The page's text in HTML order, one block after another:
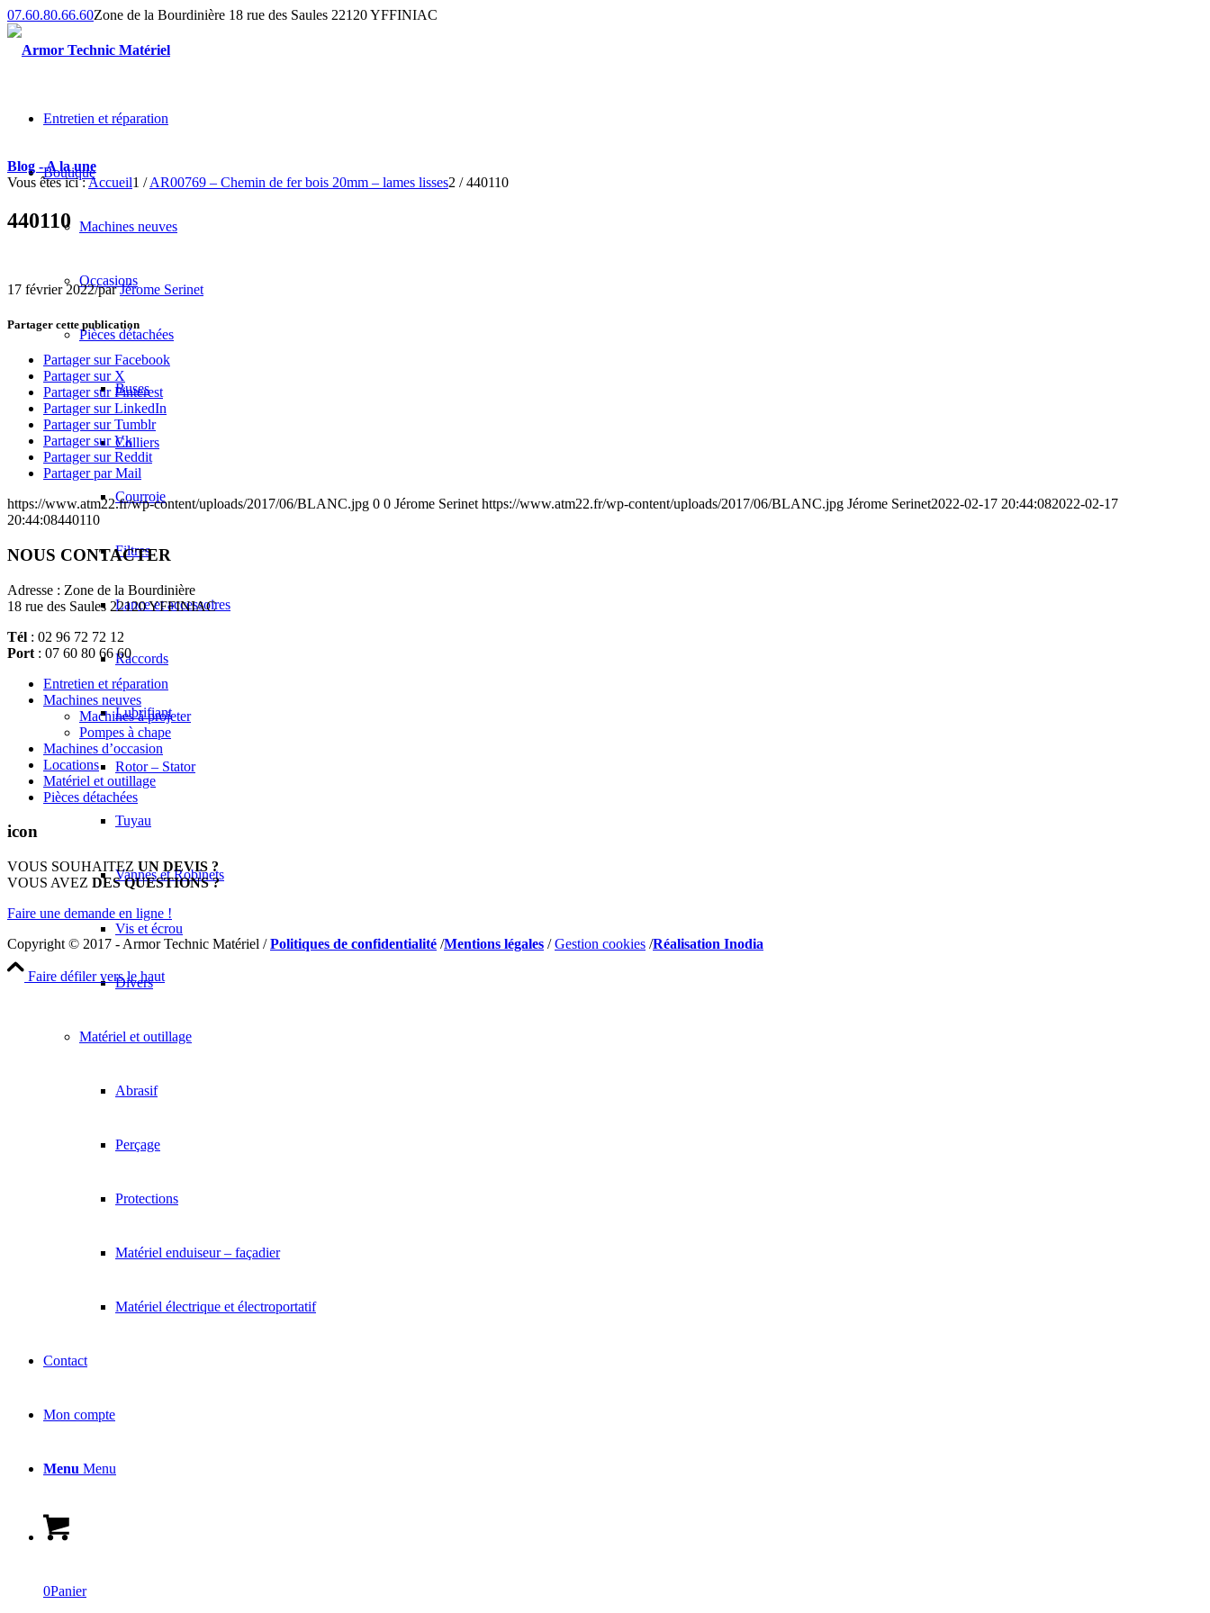
07.60.80.66.60Zone de la Bourdinière 18 rue des Saules 22120 YFFINIAC
Entretien et réparation
Boutique
Machines neuves
Occasions
Pièces détachées
Buses
Colliers
Courroie
Filtres
Lance et accessoires
Raccords
Lubrifiant
Rotor – Stator
Tuyau
Vannes et Robinets
Vis et écrou
Divers
Matériel et outillage
Abrasif
Perçage
Protections
Matériel enduiseur – façadier
Matériel électrique et électroportatif
Contact
Mon compte
Menu Menu
0Panier
Blog - A la une
Vous êtes ici :Accueil1 / AR00769 – Chemin de fer bois 20mm – lames lisses2 / 440110
440110
17 février 2022/parJérome Serinet
Partager cette publication
Partager sur Facebook
Partager sur X
Partager sur Pinterest
Partager sur LinkedIn
Partager sur Tumblr
Partager sur Vk
Partager sur Reddit
Partager par Mail
https://www.atm22.fr/wp-content/uploads/2017/06/BLANC.jpg 0 0 Jérome Serinet https://www.atm22.fr/wp-content/uploads/2017/06/BLANC.jpg Jérome Serinet2022-02-17 20:44:082022-02-17
20:44:08440110
NOUS CONTACTER
Adresse : Zone de la Bourdinière
18 rue des Saules 22120 YFFINIAC
Tél : 02 96 72 72 12
Port : 07 60 80 66 60
Entretien et réparation
Machines neuves
Machines à projeter
Pompes à chape
Machines d’occasion
Locations
Matériel et outillage
Pièces détachées
icon
VOUS SOUHAITEZ UN DEVIS ?
VOUS AVEZ DES QUESTIONS ?
Faire une demande en ligne !
Copyright © 2017 - Armor Technic Matériel /Politiques de confidentialité /Mentions légales /Gestion cookies /Réalisation Inodia
Faire défiler vers le haut